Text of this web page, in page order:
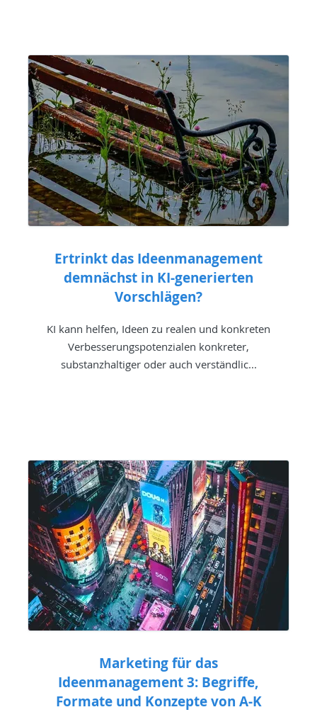
Ertrinkt das Ideenmanagement
demnächst in KI-generierten
Vorschlägen?
KI kann helfen, Ideen zu realen und konkreten
Verbesserungspotenzialen konkreter,
substanzhaltiger oder auch verständlic...
Marketing für das
Ideenmanagement 3: Begriffe,
Formate und Konzepte von A-K